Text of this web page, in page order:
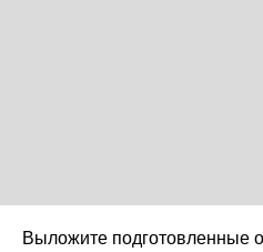
Выложите подготовленные